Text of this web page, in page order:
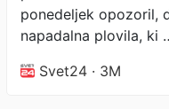
ponedeljek opozoril,
napadalna plovila, ki
Svet24 · 3M